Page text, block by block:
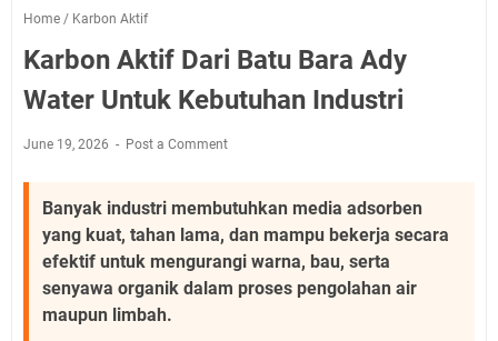
Home / Karbon Aktif
Karbon Aktif Dari Batu Bara Ady
Water Untuk Kebutuhan Industri
June 19, 2026 Post a Comment
Banyak industri membutuhkan media adsorben
yang kuat, tahan lama, dan mampu bekerja secara
efektif untuk mengurangi warna, bau, serta
senyawa organik dalam proses pengolahan air
maupun limbah.